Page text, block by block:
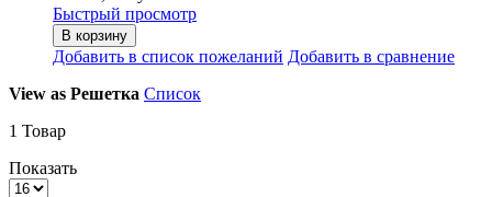
Быстрый просмотр
В корзину
Добавить в список пожеланий Добавить в сравнение
View as Решетка Список
1 Товар
Показать